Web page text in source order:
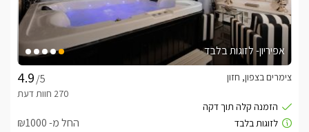
אפיריון- לזוגות בלבד
/5
צימרים בצפון, חזון
החל מ- ₪1000